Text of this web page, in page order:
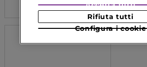
Configura i cookie
Rifiuta tutti
Accetta tutti